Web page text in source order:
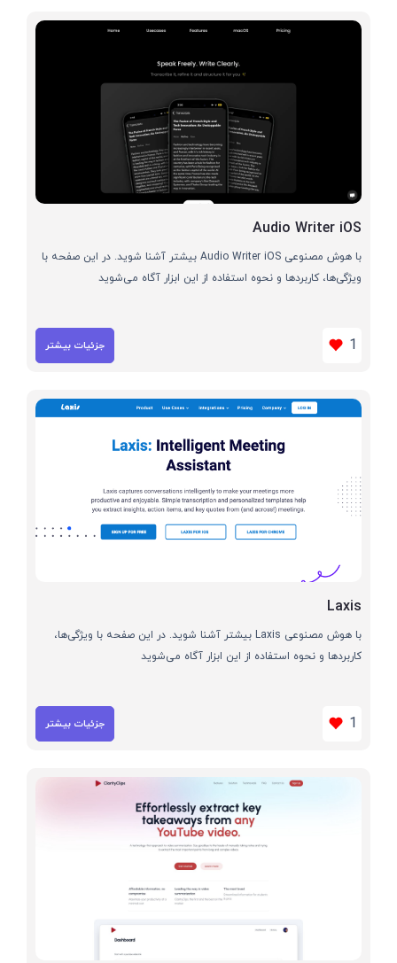
Audio Writer iOS
با هوش مصنوعی Audio Writer iOS بیشتر آشنا شوید. در این صفحه با
ویژگی‌ها، کاربردها و نحوه استفاده از این ابزار آگاه می‌شوید
1 جزئیات بیشتر
Laxis
با هوش مصنوعی Laxis بیشتر آشنا شوید. در این صفحه با ویژگی‌ها،
کاربردها و نحوه استفاده از این ابزار آگاه می‌شوید
1 جزئیات بیشتر